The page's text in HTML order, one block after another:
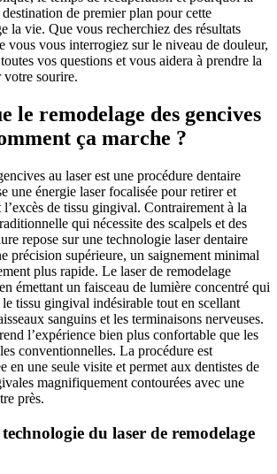
de premier plan pour cette
la vie. Que vous recherchiez des résultats
vous vous interrogiez sur le niveau de douleur,
vos questions et vous aidera à prendre la
sourire.
le remodelage des gencives
ça marche ?
au laser est une procédure dentaire
une énergie laser focalisée pour retirer et
de tissu gingival. Contrairement à la
qui nécessite des scalpels et des
repose sur une technologie laser dentaire
précision supérieure, un saignement minimal
plus rapide. Le laser de remodelage
émettant un faisceau de lumière concentré qui
tissu gingival indésirable tout en scellant
sanguins et les terminaisons nerveuses.
l’expérience bien plus confortable que les
conventionnelles. La procédure est
en une seule visite et permet aux dentistes de
magnifiquement contourées avec une
près.
du laser de remodelage